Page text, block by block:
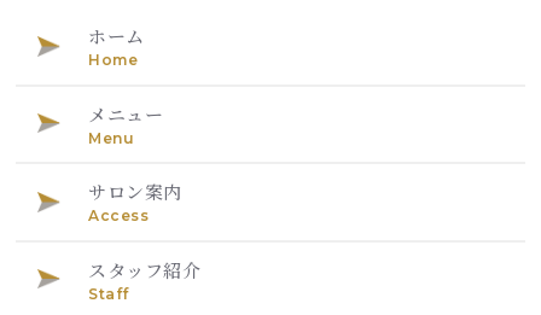
ホーム
Home
メニュー
Menu
サロン案内
Access
スタッフ紹介
Staff